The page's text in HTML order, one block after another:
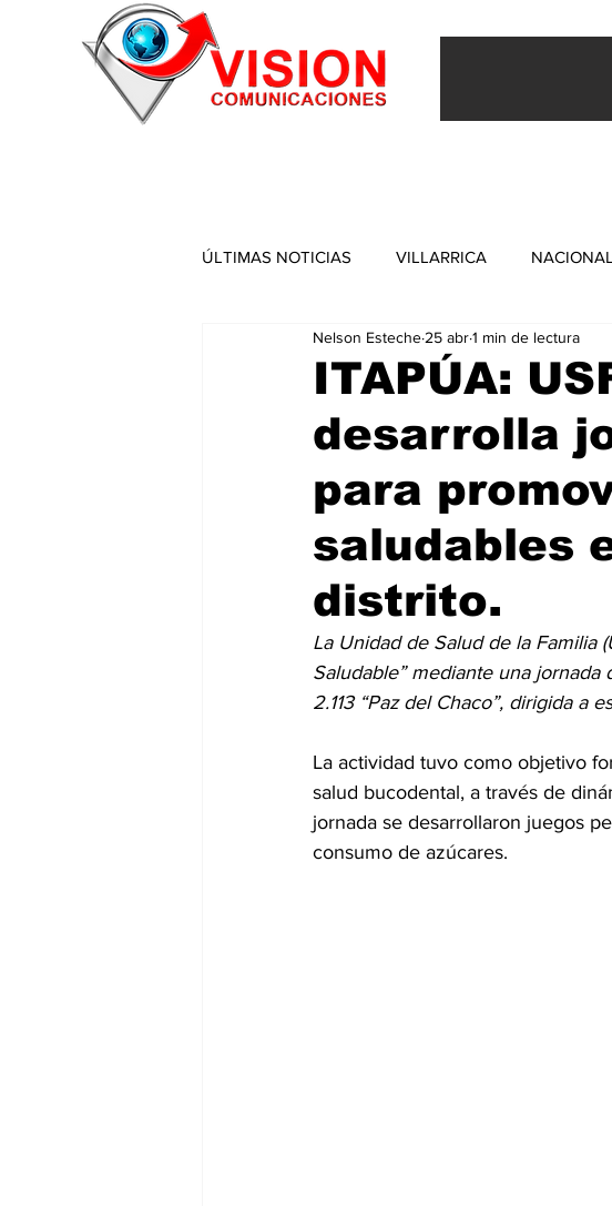
ÚLTIMAS NOTICIAS VILLARRICA
ITAPÚA:
desarrolla
para
saludables
distrito.
Nelson Esteche 25 abr1 min de lectura
La Unidad de Salud de la Familia
Saludable” mediante una jornada
2.113 “Paz del Chaco”, dirigida a
La actividad tuvo como objetivo
salud bucodental, a través de
jornada se desarrollaron juegos
consumo de azúcares.